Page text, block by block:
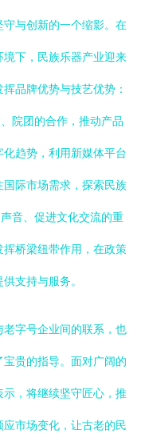
与创新的一个缩影。在
下，民族乐器产业迎来
品牌优势与技艺优势：
院团的合作，推动产品
趋势，利用新媒体平台
际市场需求，探索民族
音、促进文化交流的重
桥梁纽带作用，在政策
支持与服务。
字号企业间的联系，也
贵的指导。面对广阔的
，将继续坚守匠心，推
市场变化，让古老的民